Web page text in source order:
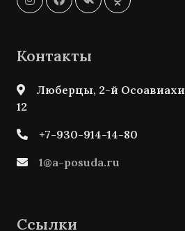
Контакты
Люберцы, 2-й
12
+7-930-914-14-80
1@a-posuda.ru
Ссылки